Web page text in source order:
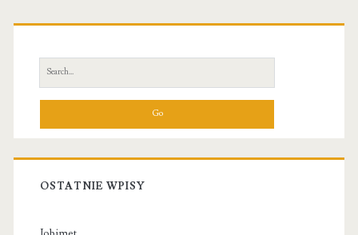
Primary
Sidebar
Search
for:
OSTATNIE WPISY